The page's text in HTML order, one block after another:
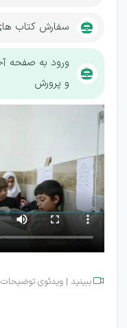
سفارش کتاب
ورود به صفحه
و پرورش
 ببینید | ویدئوی